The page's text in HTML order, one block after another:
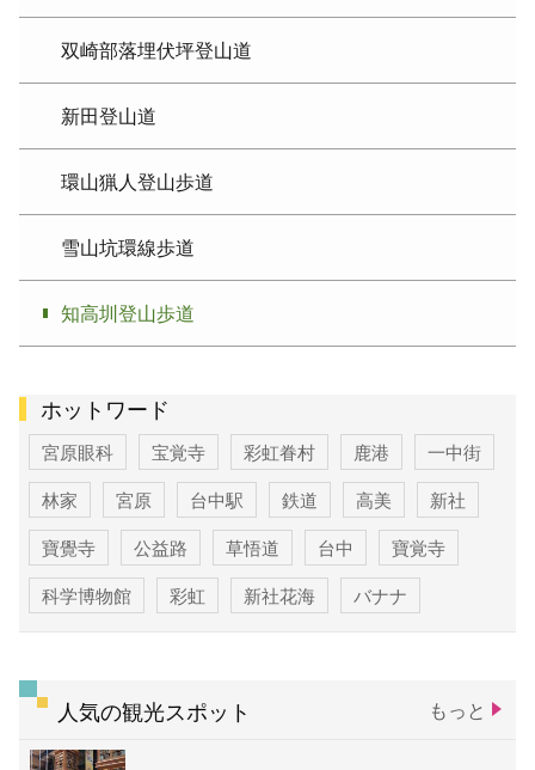
双崎部落埋伏坪登山道
新田登山道
環山猟人登山歩道
雪山坑環線歩道
知高圳登山歩道
ホットワード
宮原眼科 宝覚寺 彩虹眷村 鹿港
一中街
林家
宮原 台中駅 鉄道 高美
新社
寶覺寺
公益路 草悟道 台中
寶覚寺
科学博物館
彩虹 新社花海 バナナ
人気の観光スポット もっと